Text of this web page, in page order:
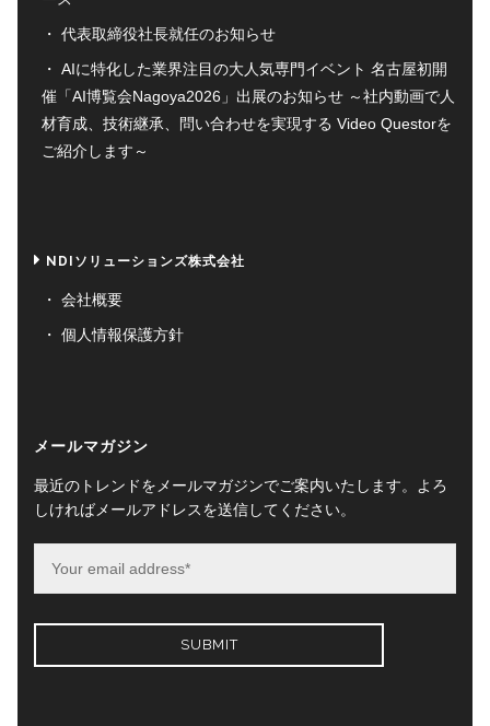
代表取締役社長就任のお知らせ
AIに特化した業界注目の大人気専門イベント 名古屋初開
催「AI博覧会Nagoya2026」出展のお知らせ ～社内動画で人
材育成、技術継承、問い合わせを実現する Video Questorを
ご紹介します～
NDIソリューションズ株式会社
会社概要
個人情報保護方針
メールマガジン
最近のトレンドをメールマガジンでご案内いたします。よろ
しければメールアドレスを送信してください。